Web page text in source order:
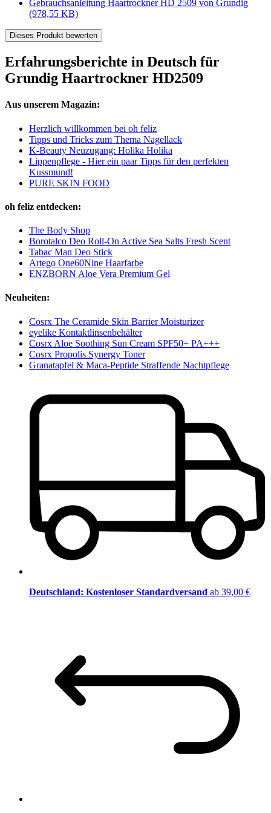
Gebrauchsanleitung Haartrockner HD 2509 von Grundig
(978,55 KB)
Dieses Produkt bewerten
Erfahrungsberichte in Deutsch für
Grundig Haartrockner HD2509
Aus unserem Magazin:
Herzlich willkommen bei oh feliz
Tipps und Tricks zum Thema Nagellack
K-Beauty Neuzugang: Holika Holika
Lippenpflege - Hier ein paar Tipps für den perfekten
Kussmund!
PURE SKIN FOOD
oh feliz entdecken:
The Body Shop
Borotalco Deo Roll-On Active Sea Salts Fresh Scent
Tabac Man Deo Stick
Artego One60Nine Haarfarbe
ENZBORN Aloe Vera Premium Gel
Neuheiten:
Cosrx The Ceramide Skin Barrier Moisturizer
eyelike Kontaktlinsenbehälter
Cosrx Aloe Soothing Sun Cream SPF50+ PA+++
Cosrx Propolis Synergy Toner
Granatapfel & Maca-Peptide Straffende Nachtpflege
Deutschland: Kostenloser Standardversand ab 39,00 €